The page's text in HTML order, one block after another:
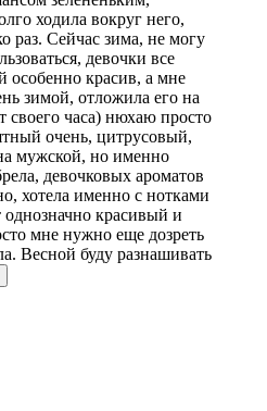
ходила вокруг него,
раз. Сейчас зима, не могу
девочки все
особенно красив, а мне
зимой, отложила его на
своего часа) нюхаю просто
очень, цитрусовый,
мужской, но именно
девочковых ароматов
хотела именно с нотками
красивый и
мне нужно еще дозреть
Весной буду разнашивать